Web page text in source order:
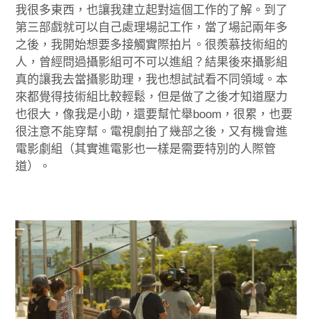
我很多東西，也讓我建立起對這個工作的了解。到了
第三部戲就可以自己處理場記工作，當了場記兩年多
之後，我開始想要多接觸實際拍片。很羨慕技術組的
人，曾經問過攝影組可不可以進組？結果後來攝影組
真的讓我去當攝影助理，我也想試試看不同領域。本
來都覺得技術組比較輕鬆，但是做了之後才知道壓力
也很大，像我是小助，還要幫忙舉boom，很累，也要
很注意不能穿幫。電視劇拍了幾部之後，又有機會進
電影劇組（其實進電影也一樣是需要特別的人際管
道）。